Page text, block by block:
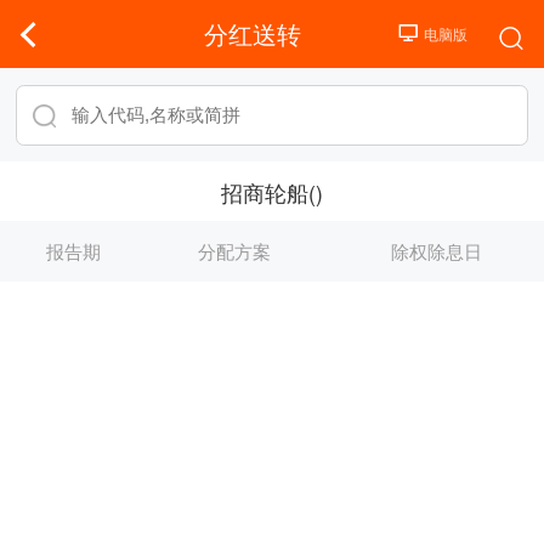
分红送转
招商轮船()
报告期 分配方案 除权除息日